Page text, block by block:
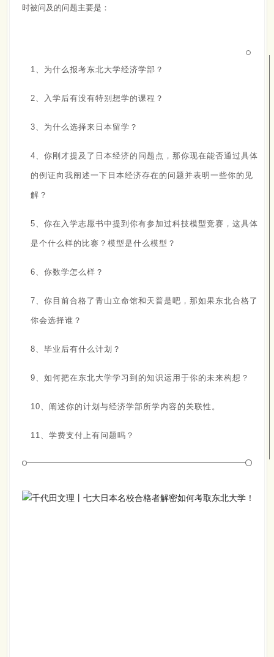
时被问及的问题主要是：
1、为什么报考东北大学经济学部？
2、入学后有没有特别想学的课程？
3、为什么选择来日本留学？
4、你刚才提及了日本经济的问题点，那你现在能否通过具体
的例证向我阐述一下日本经济存在的问题并表明一些你的见
解？
5、你在入学志愿书中提到你有参加过科技模型竞赛，这具体
是个什么样的比赛？模型是什么模型？
6、你数学怎么样？
7、你目前合格了青山立命馆和天普是吧，那如果东北合格了
你会选择谁？
8、毕业后有什么计划？
9、如何把在东北大学学习到的知识运用于你的未来构想？
10、阐述你的计划与经济学部所学内容的关联性。
11、学费支付上有问题吗？